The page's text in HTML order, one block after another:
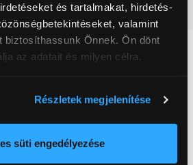
és tartalmakat, hirdetés-
valamint
biztosíthassunk Önnek. Ön dönt
az adatait és milyen célra.
pár méteres pontossággal
beazonosítása annak konkrét
Részletek megjelenítése
süti engedélyezése
(2)
5
2 értékelés